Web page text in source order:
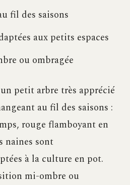
fil des saisons
aux petits espaces
ou ombragée
petit arbre très apprécié
au fil des saisons :
rouge flamboyant en
naines sont
à la culture en pot.
mi-ombre ou